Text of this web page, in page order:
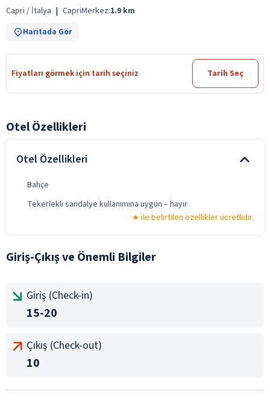
Capri / İtalya | CapriMerkez:1.9 km
Haritada Gör
Fiyatları görmek için tarih seçiniz Tarih Seç
Otel Özellikleri
Otel Özellikleri
Bahçe
Tekerlekli sandalye kullanımına uygun – hayır
ile belirtilen özellikler ücretlidir.
Giriş-Çıkış ve Önemli Bilgiler
Giriş (Check-in)
15-20
Çıkış (Check-out)
10